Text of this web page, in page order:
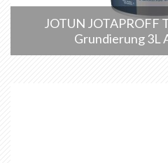
JOTUN JOTAPROFF
Grundierung 3L